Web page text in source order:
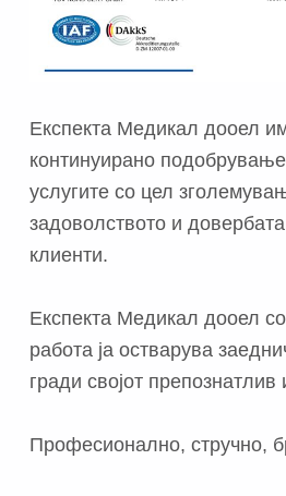
Експекта Медикал дооел
континуирано
услугите со цел
задоволството и довербата
клиенти.
Експекта Медикал дооел со
работа ја остварува
гради својот препознатлив
Професионално, стручно,